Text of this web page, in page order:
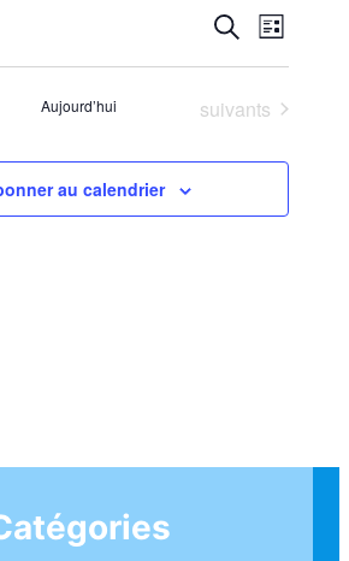
et
de
Recherche
de
Liste
Aujourd’hui Évènements
suivants
au calendrier